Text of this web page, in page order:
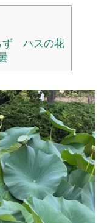
ず ハスの花